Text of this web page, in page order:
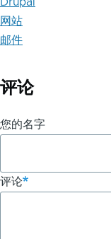
网站
邮件
评论
您的名字
评论